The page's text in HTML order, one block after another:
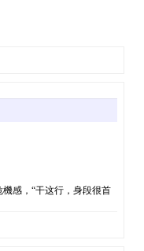
感，“干这行，身段很首